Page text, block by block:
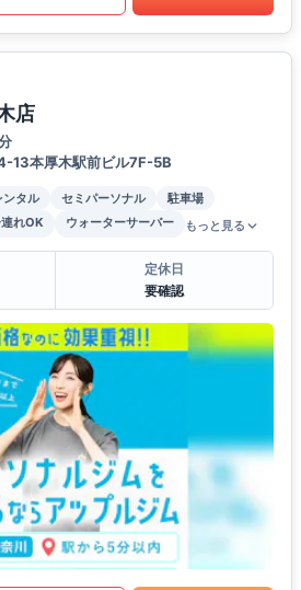
店
13本厚木駅前ビル7F-5B
ンタル セミパーソナル
駐車場
れOK ウォーターサーバー もっと見る
定休日
要確認